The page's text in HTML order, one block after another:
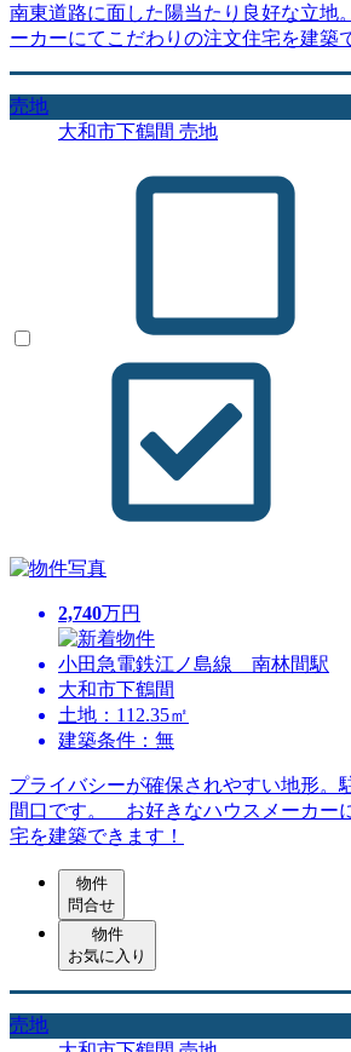
南東道路に面した陽当たり良好な立
ーカーにてこだわりの注文住宅を建築
売地
大和市下鶴間 売地
2,740万円
小田急電鉄江ノ島線 南林間駅
大和市下鶴間
土地：112.35㎡
建築条件：無
プライバシーが確保されやすい地形。
間口です。 お好きなハウスメーカー
宅を建築できます！
物件
問合せ
物件
お気に入り
売地